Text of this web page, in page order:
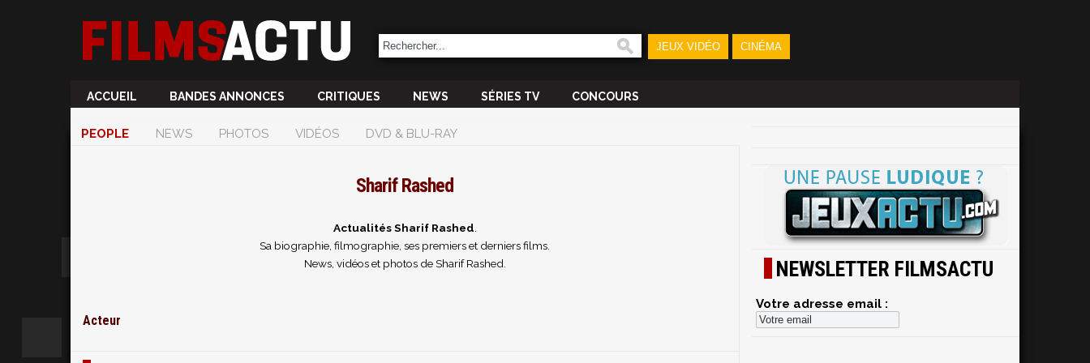
JEUX VIDÉO CINÉMA
ACCUEIL BANDES ANNONCES CRITIQUES NEWS SÉRIES TV CONCOURS
PEOPLE NEWS PHOTOS VIDÉOS DVD & BLU-RAY
Sharif Rashed
Actualités Sharif Rashed
Sa biographie, filmographie, ses premiers et derniers films.
News, vidéos et photos de Sharif Rashed.
Acteur
NEWSLETTER FILMSACTU
Votre adresse email :